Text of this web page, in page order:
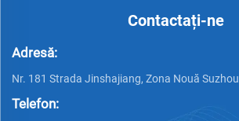
Contactați-ne
Adresă:
Nr. 181 Strada Jinshajiang, Zona Nouă Suzhou
Telefon: